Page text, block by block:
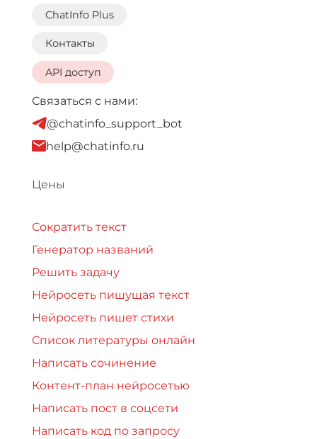
ChatInfo Plus
Контакты
API доступ
Связаться с нами:
@chatinfo_support_bot
help@chatinfo.ru
Цены
Сократить текст
Генератор названий
Решить задачу
Нейросеть пишущая текст
Нейросеть пишет стихи
Список литературы онлайн
Написать сочинение
Контент-план нейросетью
Написать пост в соцсети
Написать код по запросу